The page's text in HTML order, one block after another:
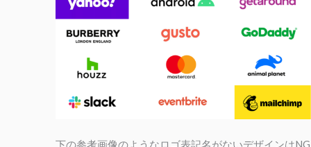
下の参考画像のようなロゴ表記名がないデザインはNG